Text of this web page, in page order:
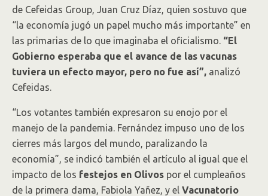
de Cefeidas Group, Juan Cruz Díaz, quien sostuvo que
“la economía jugó un papel mucho más importante” en
las primarias de lo que imaginaba el oficialismo. “El
Gobierno esperaba que el avance de las vacunas
tuviera un efecto mayor, pero no fue así”, analizó
Cefeidas.
“Los votantes también expresaron su enojo por el
manejo de la pandemia. Fernández impuso uno de los
cierres más largos del mundo, paralizando la
economía”, se indicó también el artículo al igual que el
impacto de los festejos en Olivos por el cumpleaños
de la primera dama, Fabiola Yañez, y el Vacunatorio